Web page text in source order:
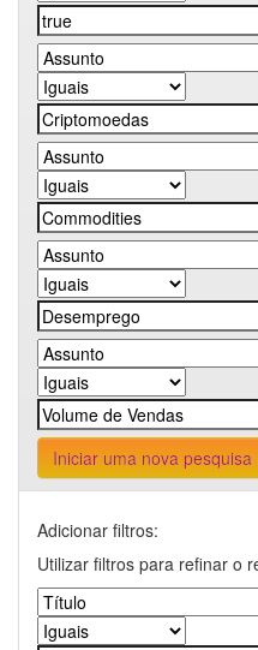
Iniciar uma nova pesquisa
Adicionar filtros:
Utilizar filtros para refinar o